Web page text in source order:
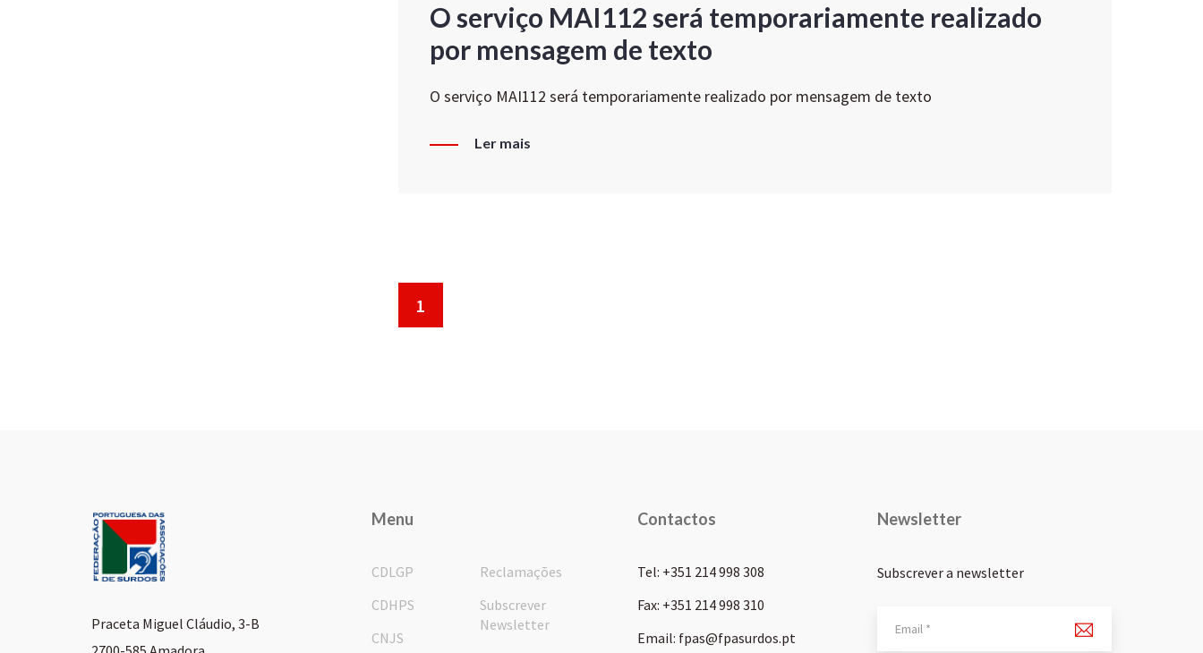
O serviço MAI112 será temporariamente realizado
por mensagem de texto
O serviço MAI112 será temporariamente realizado por mensagem de texto
Ler mais
1
Praceta Miguel Cláudio, 3-B
Menu
CDLGP
CDHPS
CNJS
Reclamações
Subscrever
Newsletter
Contactos
Tel: +351 214 998 308
Fax: +351 214 998 310
Email: fpas@fpasurdos.pt
Newsletter
Subscrever a newsletter